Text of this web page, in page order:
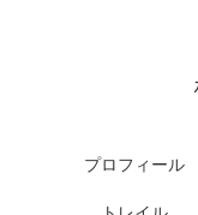
プロフィール